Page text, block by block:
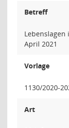
Betreff
Lebenslagen
April 2021
Vorlage
1130/2020-
Art